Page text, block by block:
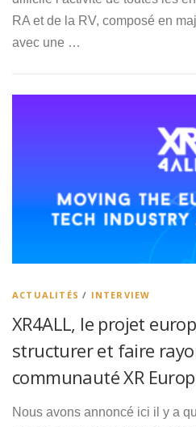
RA et de la RV, composé en
avec une …
ACTUALITÉS / INTERVIEW
XR4ALL, le projet
structurer et faire
communauté XR
Nous avons annoncé ici il y a